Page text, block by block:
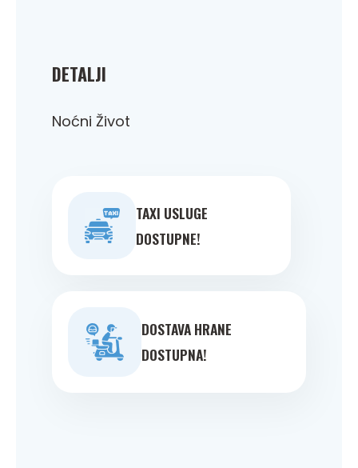
DETALJI
Noćni Život
TAXI USLUGE
DOSTUPNE!
DOSTAVA HRANE
DOSTUPNA!